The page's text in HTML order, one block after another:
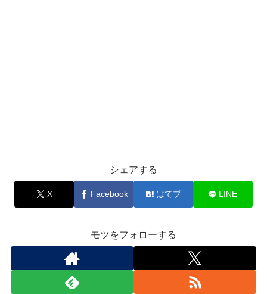
シェアする
X Facebook はてブ LINE
モツをフォローする